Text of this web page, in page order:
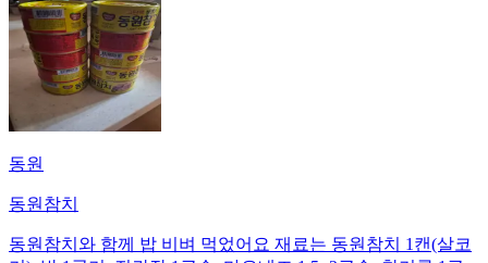
동원
동원참치
동원참치와 함께 밥 비벼 먹었어요 재료는 동원참치 1캔(살코